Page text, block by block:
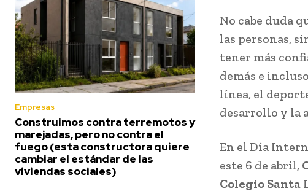
Empresas
Construimos contra terremotos y
marejadas, pero no contra el
fuego (esta constructora quiere
cambiar el estándar de las
viviendas sociales)
No cabe duda
las personas,
tener más
demás e
línea, el
desarrollo y la
En el Día
este 6 de abril,
Colegio Santa